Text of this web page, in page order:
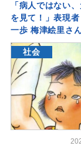
「病人ではない
を見て！」表現
一歩 梅津絵里さ
社会